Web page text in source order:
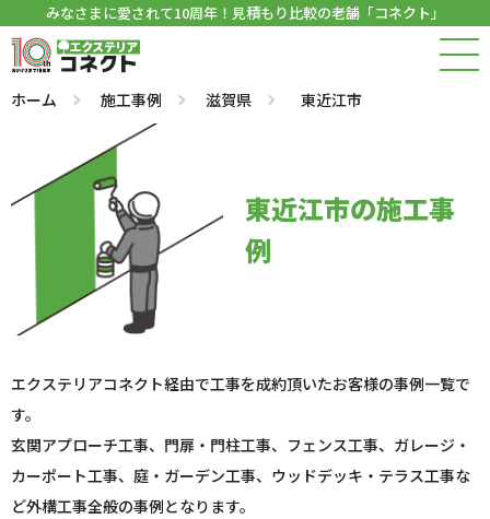
みなさまに愛されて10周年！見積もり比較の老舗「コネクト」
ホーム 施工事例 滋賀県 東近江市
東近江市の施工事
例
エクステリアコネクト経由で工事を成約頂いたお客様の事例一覧で
す。
玄関アプローチ工事、門扉・門柱工事、フェンス工事、ガレージ・
カーポート工事、庭・ガーデン工事、ウッドデッキ・テラス工事な
ど外構工事全般の事例となります。